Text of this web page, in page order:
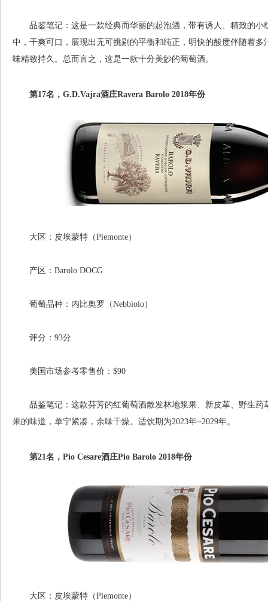
品鉴笔记：这是一款经典而华丽的起泡酒，带有诱人、精致的小
中，干爽可口，展现出无可挑剔的平衡和纯正，明快的酸度伴随着
味精致持久。总而言之，这是一款十分美妙的葡萄酒。
第17名，G.D.Vajra酒庄Ravera Barolo 2018年份
大区：皮埃蒙特（Piemonte）
产区：Barolo DOCG
葡萄品种：内比奥罗（Nebbiolo）
评分：93分
美国市场参考零售价：$90
品鉴笔记：这款芬芳的红葡萄酒散发林地浆果、新皮革、野生药
果的味道，单宁紧凑，余味干燥。适饮期为2023年~2029年。
第21名，Pio Cesare酒庄Pio Barolo 2018年份
大区：皮埃蒙特（Piemonte）